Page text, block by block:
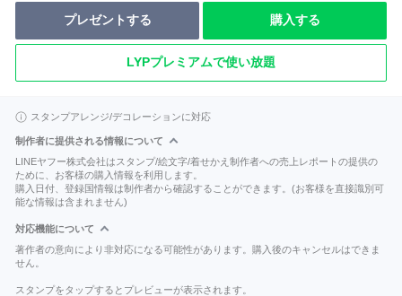
プレゼントする 購入する
LYPプレミアムで使い放題
スタンプアレンジ/デコレーションに対応
制作者に提供される情報について
LINEヤフー株式会社はスタンプ/絵文字/着せかえ制作者への売上レポートの提供の
ために、お客様の購入情報を利用します。
購入日付、登録国情報は制作者から確認することができます。(お客様を直接識別可
能な情報は含まれません)
対応機能について
著作者の意向により非対応になる可能性があります。購入後のキャンセルはできま
せん。
スタンプをタップするとプレビューが表示されます。